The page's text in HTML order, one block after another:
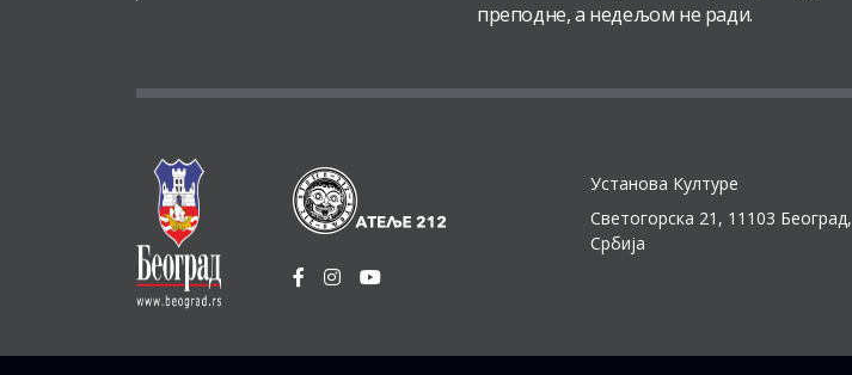
преподне, а недељом не ради.
Установа Културе
Светогорска 21, 11103 Београд,
Србија